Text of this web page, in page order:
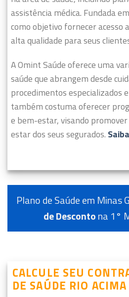
assistência médica. Fundada
como objetivo fornecer acesso
alta qualidade para seus
A Omint Saúde oferece uma
saúde que abrangem desde
procedimentos especializados
também costuma oferecer
e bem-estar, visando
estar dos seus segurados.
Plano de Saúde em Minas
de Descontona 1°
CALCULE SEU
DE SAÚDE RIO